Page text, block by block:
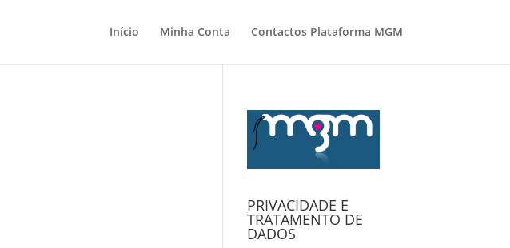
Início Minha Conta Contactos Plataforma MGM
PRIVACIDADE E
TRATAMENTO DE
DADOS